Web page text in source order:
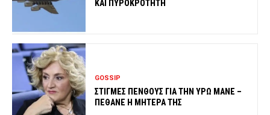
ΚΑΙ ΠΥΡΟΚΡΟΤΗΤΗ
GOSSIP
ΣΤΙΓΜΕΣ ΠΕΝΘΟΥΣ ΓΙΑ ΤΗΝ ΥΡΩ ΜΑΝΕ –
ΠΕΘΑΝΕ Η ΜΗΤΕΡΑ ΤΗΣ